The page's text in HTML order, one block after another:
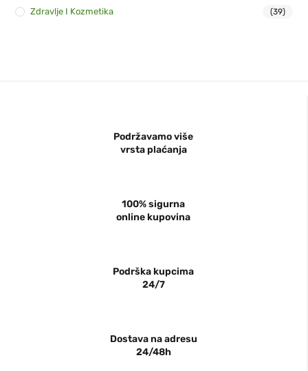
Zdravlje I Kozmetika (39)
Podržavamo više
vrsta plaćanja
100% sigurna
online kupovina
Podrška kupcima
24/7
Dostava na adresu
24/48h